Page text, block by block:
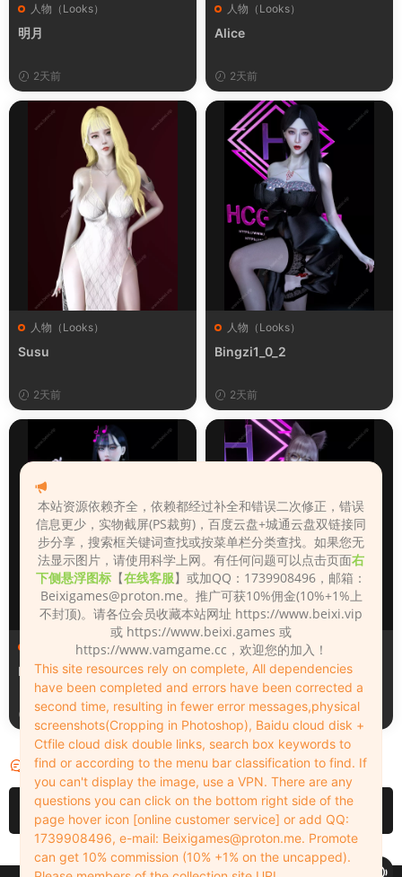
人物（Looks）
明月
2天前
人物（Looks）
Alice
2天前
人物（Looks）
Susu
2天前
人物（Looks）
Bingzi1_0_2
2天前
人物（Looks）
Monica_2_2_2
2天前
人物（Looks）
Lizhen2025
2天前
评论 0
请先登录
本站资源依赖齐全，依赖都经过补全和错误二次修正，错误
信息更少，实物截屏(PS裁剪)，百度云盘+城通云盘双链接同
步分享，搜索框关键词查找或按菜单栏分类查找。如果您无
法显示图片，请使用科学上网。有任何问题可以点击页面右
下侧悬浮图标 【在线客服】或加QQ：1739908496，邮箱：
Beixigames@proton.me。推广可获10%佣金(10%+1%上
不封顶)。请各位会员收藏本站网址 https://www.beixi.vip
或 https://www.beixi.games 或
https://www.vamgame.cc，欢迎您的加入！
This site resources rely on complete, All dependencies
have been completed and errors have been corrected a
second time, resulting in fewer error messages,physical
screenshots(Cropping in Photoshop), Baidu cloud disk +
Ctfile cloud disk double links, search box keywords to
find or according to the menu bar classification to find. If
you can't display the image, use a VPN. There are any
questions you can click on the bottom right side of the
page hover icon [online customer service] or add QQ:
1739908496, e-mail: Beixigames@proton.me. Promote
can get 10% commission (10% +1% on the uncapped).